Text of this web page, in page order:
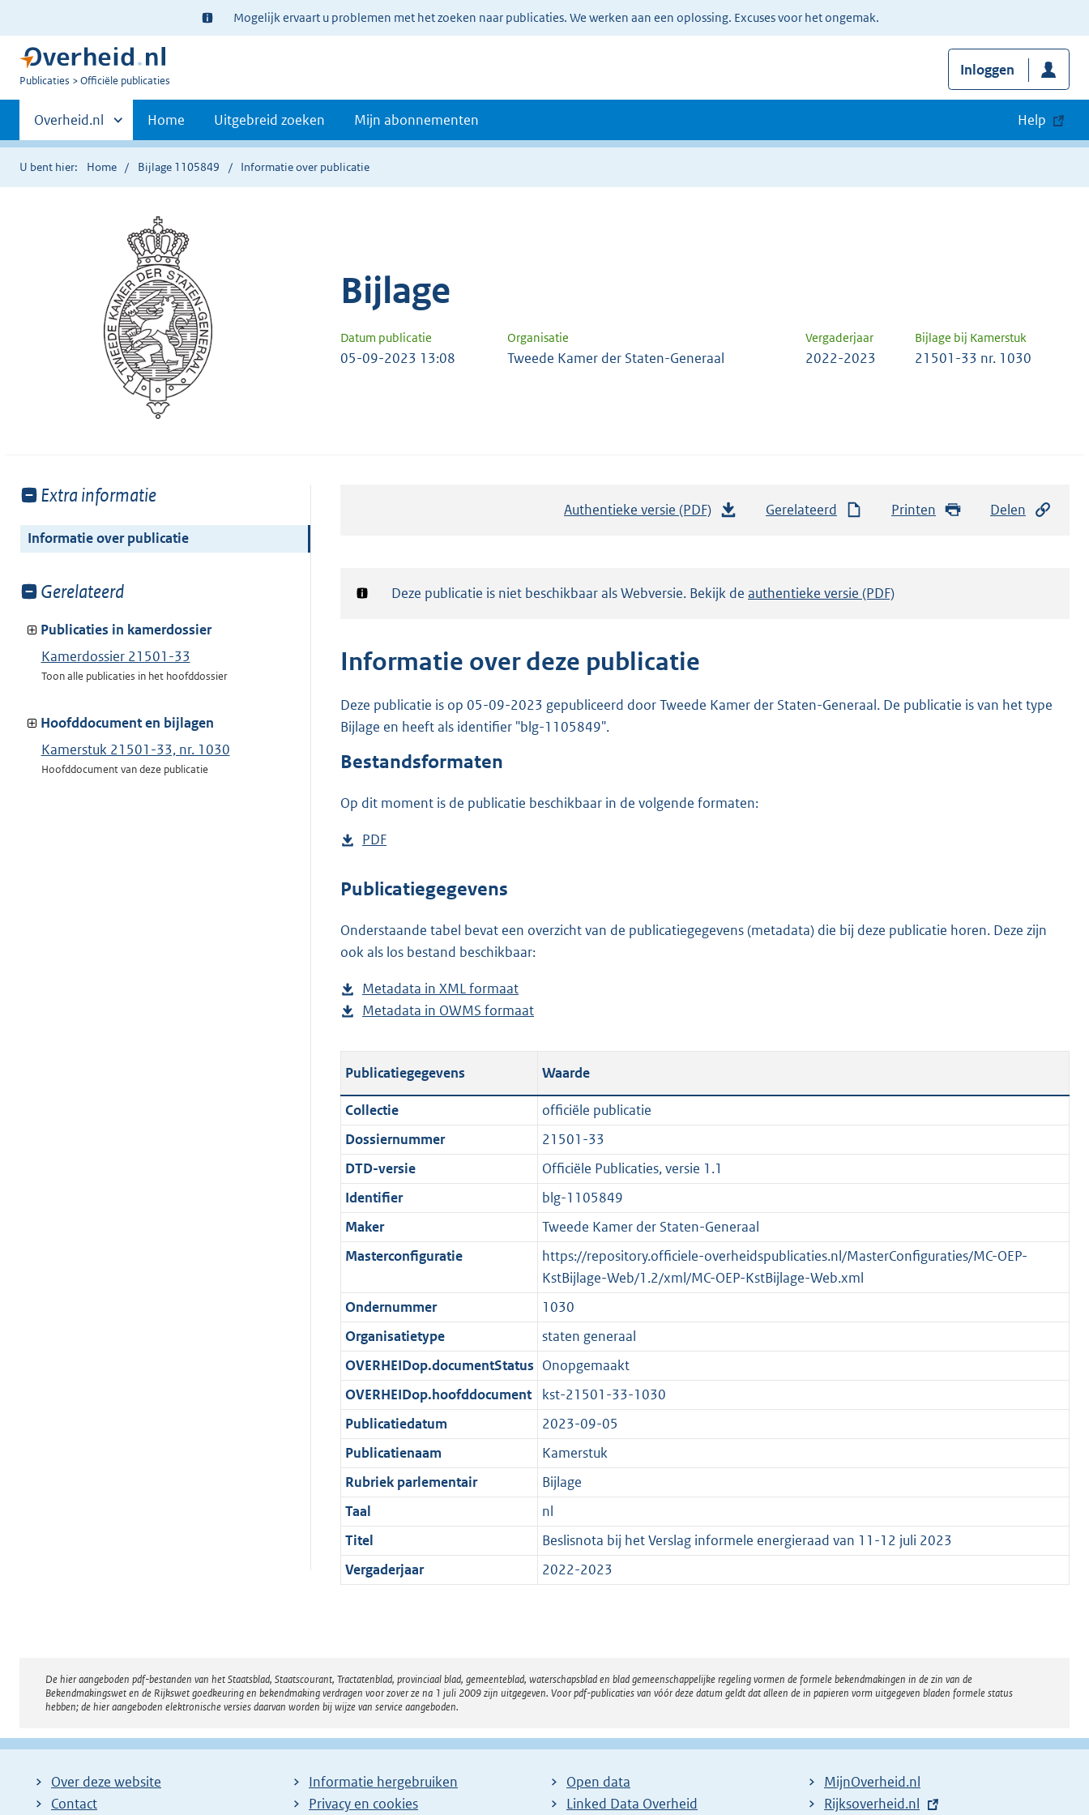
Ter
informatie:
Mogelijk ervaart u problemen met het zoeken naar publicaties. We werken aan een oplossing. Excuses voor het ongemak.
U
Publicaties Officiële publicaties
Inloggen
Primaire
navigatie
Andere
sites
binnen
Overheid.nl Home Uitgebreid zoeken Mijn abonnementen Help
U bent hier: Home Bijlage 1105849 Informatie over publicatie
Bijlage
Datum publicatie Organisatie Vergaderjaar Bijlage bij Kamerstuk
05-09-2023 13:08 Tweede Kamer der Staten-Generaal 2022-2023 21501-33 nr. 1030
Toon
van:
Extra informatie
Informatie over publicatie
Toon
van:
Gerelateerd
Publicaties in kamerdossier
Kamerdossier 21501-33
Toon alle publicaties in het hoofddossier
Hoofddocument en bijlagen
Kamerstuk 21501-33, nr. 1030
Hoofddocument van deze publicatie
Authentieke versie (PDF)
a
r
K
Gerelateerd Printen Delen
Notificatie:
Deze publicatie is niet beschikbaar als Webversie. Bekijk de authentieke versie (PDF)
Informatie over deze publicatie
Deze publicatie is op 05-09-2023 gepubliceerd door Tweede Kamer der Staten-Generaal. De publicatie is van het type
Bijlage en heeft als identifier "blg-1105849".
Bestandsformaten
Op dit moment is de publicatie beschikbaar in de volgende formaten:
D
w
l
o
d
p
l
i
c
a
t
i
e
i
n
o
r
m
a
a
t
PDF
s
a
n
s
g
o
t
t
e
:
1
3
K
Publicatiegegevens
Onderstaande tabel bevat een overzicht van de publicatiegegevens (metadata) die bij deze publicatie horen. Deze zijn
ook als los bestand beschikbaar:
Metadata in XML formaat
e
t
n
r
e
K
b
Metadata in OWMS formaat
s
a
g
t
K
Publicatiegegevens Waarde
Collectie
officiële publicatie
Dossiernummer
21501-33
DTD-versie
Officiële Publicaties, versie 1.1
Identifier
blg-1105849
Maker
Tweede Kamer der Staten-Generaal
Masterconfiguratie
https://repository.officiele-overheidspublicaties.nl/MasterConfiguraties/MC-OEP-
KstBijlage-Web/1.2/xml/MC-OEP-KstBijlage-Web.xml
Ondernummer
1030
Organisatietype
staten generaal
OVERHEIDop.documentStatus Onopgemaakt
OVERHEIDop.hoofddocument
kst-21501-33-1030
Publicatiedatum
2023-09-05
Publicatienaam
Kamerstuk
Rubriek parlementair
Bijlage
Taal
nl
Titel
Beslisnota bij het Verslag informele energieraad van 11-12 juli 2023
Vergaderjaar
2022-2023
Disclaimer
De hier aangeboden pdf-bestanden van het Staatsblad, Staatscourant, Tractatenblad, provinciaal blad, gemeenteblad, waterschapsblad en blad gemeenschappelijke regeling vormen de formele bekendmakingen in de zin van de
Bekendmakingswet en de Rijkswet goedkeuring en bekendmaking verdragen voor zover ze na 1 juli 2009 zijn uitgegeven. Voor pdf-publicaties van vóór deze datum geldt dat alleen de in papieren vorm uitgegeven bladen formele status
hebben; de hier aangeboden elektronische versies daarvan worden bij wijze van service aangeboden.
Over deze website
Contact
Informatie hergebruiken
Privacy en cookies
Open data
Linked Data Overheid
MijnOverheid.nl
E
Rijksoverheid.nl